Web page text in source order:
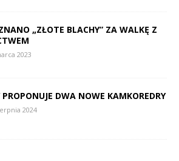
„ZŁOTE BLACHY” ZA WALKĘ Z
2023
PROPONUJE DWA NOWE KAMKOREDRY
2024